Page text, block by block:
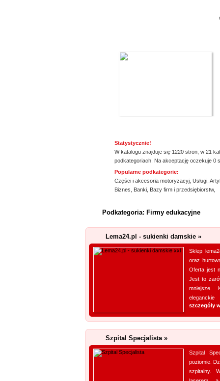
Statystycznie!
W katalogu znajduje się 1220 stron, w 21
podkategoriach. Na akceptację oczekuje 0
Popularne podkategorie:
Części i akcesoria motoryzacyj Usługi
Biznes
Banki Bazy firm i przedsiębiorstw,
Podkategoria: Firmy edukacyjne
Lema24.pl - sukienki damskie »
Sklep
oraz
Oferta jest
Jest to
mniejsze.
szczegóły
Szpital Specjalista »
Szpital
poziomie.
szpitalny.